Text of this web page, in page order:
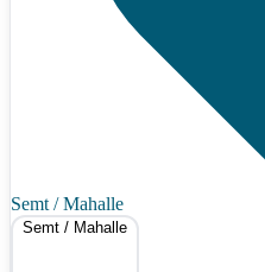
Semt / Mahalle
Semt / Mahalle